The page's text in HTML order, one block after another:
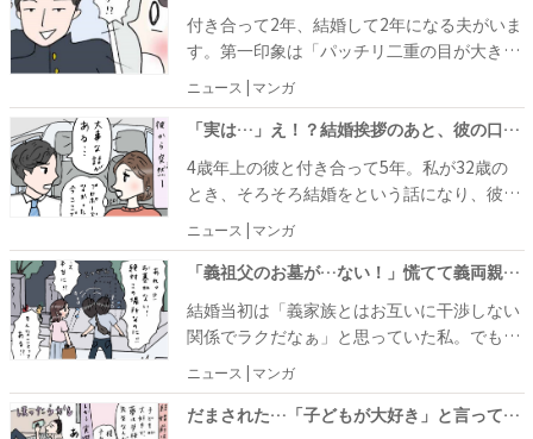
付き合って2年、結婚して2年になる夫がいま
す。第一印象は「パッチリ二重の目が大きな
人」で、もし将来結婚したら彼との子どもは
パッチリ二重なんだろうな〜と思っていまし
た。
ニュース | マンガ
「実は…」え！？結婚挨拶のあと、彼の口から飛び出した衝撃告白
4歳年上の彼と付き合って5年。私が32歳の
とき、そろそろ結婚をという話になり、彼と
私の両親のもとへあいさつに行きました。両
親から無事に結婚の許可をもらったその帰り
道、彼から思わぬカミングアウトをされたの
です！
ニュース | マンガ
「義祖父のお墓が…ない！」慌てて義両親に確認すると衝撃の事実が…！？
結婚当初は「義家族とはお互いに干渉しない
関係でラクだなぁ」と思っていた私。でも、
義家族があまりにも他人と関わらないせい
で、お盆の季節にある珍事件が起こったので
す……。
ニュース | マンガ
だまされた…「子どもが大好き」と言っていた夫の真の姿とは